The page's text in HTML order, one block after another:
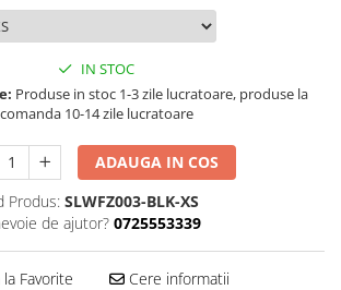
IN STOC
Produse in stoc 1-3 zile lucratoare, produse la
comanda 10-14 zile lucratoare
ADAUGA IN COS
Produs: SLWFZ003-BLK-XS
de ajutor? 0725553339
Favorite Cere informatii